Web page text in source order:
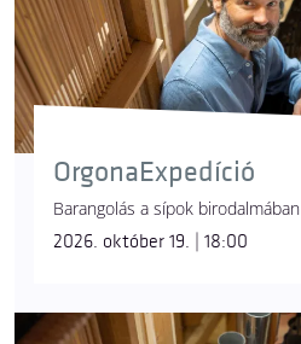
OrgonaExpedíció
Barangolás a sípok birodalmában
2026. október 19. | 18:00